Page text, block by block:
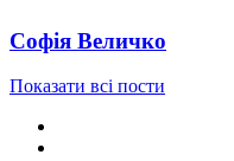
Софія Величко
Показати всі пости